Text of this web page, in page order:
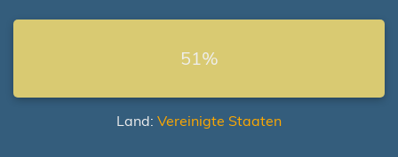
51%
Land: Vereinigte Staaten